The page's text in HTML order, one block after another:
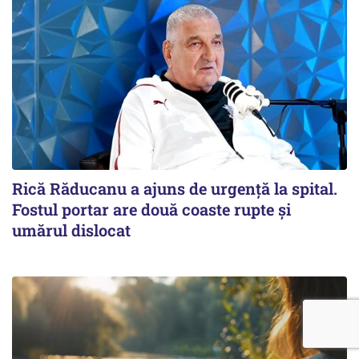
Rică Răducanu a ajuns de urgență la spital.
Fostul portar are două coaste rupte și
umărul dislocat